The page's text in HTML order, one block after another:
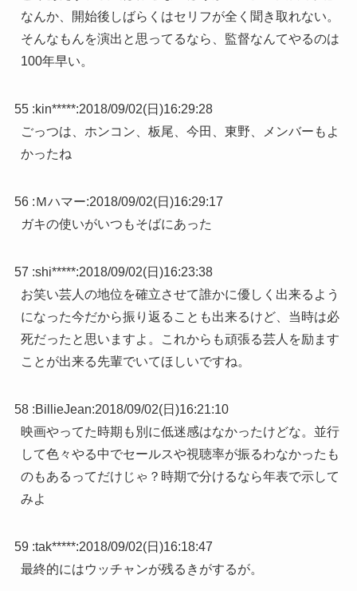
なんか、開始後しばらくはセリフが全く聞き取れない。
そんなもんを演出と思ってるなら、監督なんてやるのは
100年早い。
55 :kin*****:2018/09/02(日)16:29:28
ごっつは、ホンコン、板尾、今田、東野、メンバーもよ
かったね
56 :Ｍハマー:2018/09/02(日)16:29:17
ガキの使いがいつもそばにあった
57 :shi*****:2018/09/02(日)16:23:38
お笑い芸人の地位を確立させて誰かに優しく出来るよう
になった今だから振り返ることも出来るけど、当時は必
死だったと思いますよ。これからも頑張る芸人を励ます
ことが出来る先輩でいてほしいですね。
58 :BillieJean:2018/09/02(日)16:21:10
映画やってた時期も別に低迷感はなかったけどな。並行
して色々やる中でセールスや視聴率が振るわなかったも
のもあるってだけじゃ？時期で分けるなら年表で示して
みよ
59 :tak*****:2018/09/02(日)16:18:47
最終的にはウッチャンが残るきがするが。